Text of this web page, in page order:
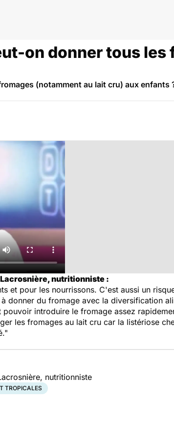
on donner tous les
(notamment au lait cru) aux enfants
nutritionniste :
et pour les nourrissons. C'est aussi un
donner du fromage avec la diversification
introduire le fromage assez
les fromages au lait cru car la listériose
nutritionniste
TROPICALES